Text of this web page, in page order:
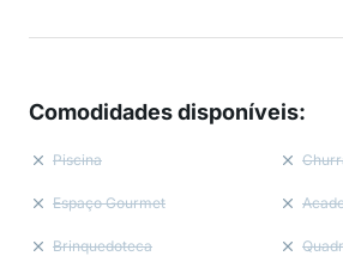
Comodidades disponíveis:
Piscina
Espaço Gourmet
Brinquedoteca